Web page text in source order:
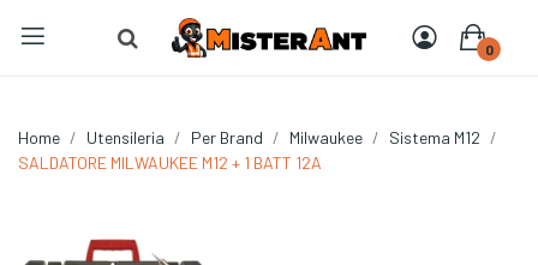
0
Home Utensileria Per Brand Milwaukee
Sistema M12
SALDATORE MILWAUKEE M12 + 1 BATT 12A